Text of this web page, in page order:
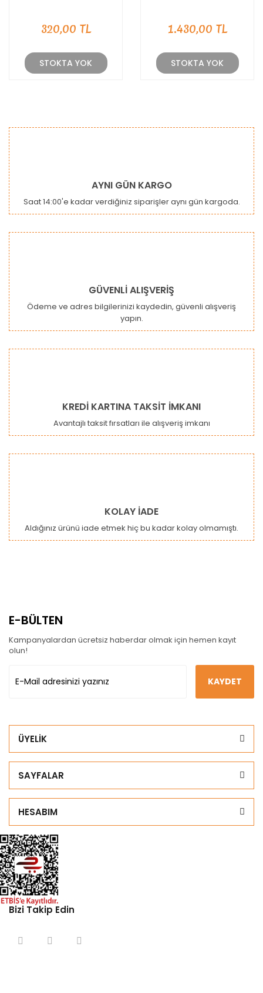
320,00 TL
STOKTA YOK
1.430,00 TL
STOKTA YOK
AYNI GÜN KARGO
Saat 14:00'e kadar verdiğiniz siparişler aynı gün kargoda.
GÜVENLİ ALIŞVERİŞ
Ödeme ve adres bilgilerinizi kaydedin, güvenli alışveriş
yapın.
KREDİ KARTINA TAKSİT İMKANI
Avantajlı taksit fırsatları ile alışveriş imkanı
KOLAY İADE
Aldığınız ürünü iade etmek hiç bu kadar kolay olmamıştı.
E-BÜLTEN
Kampanyalardan ücretsiz haberdar olmak için hemen kayıt
olun!
KAYDET
ÜYELİK
SAYFALAR
HESABIM
Bizi Takip Edin